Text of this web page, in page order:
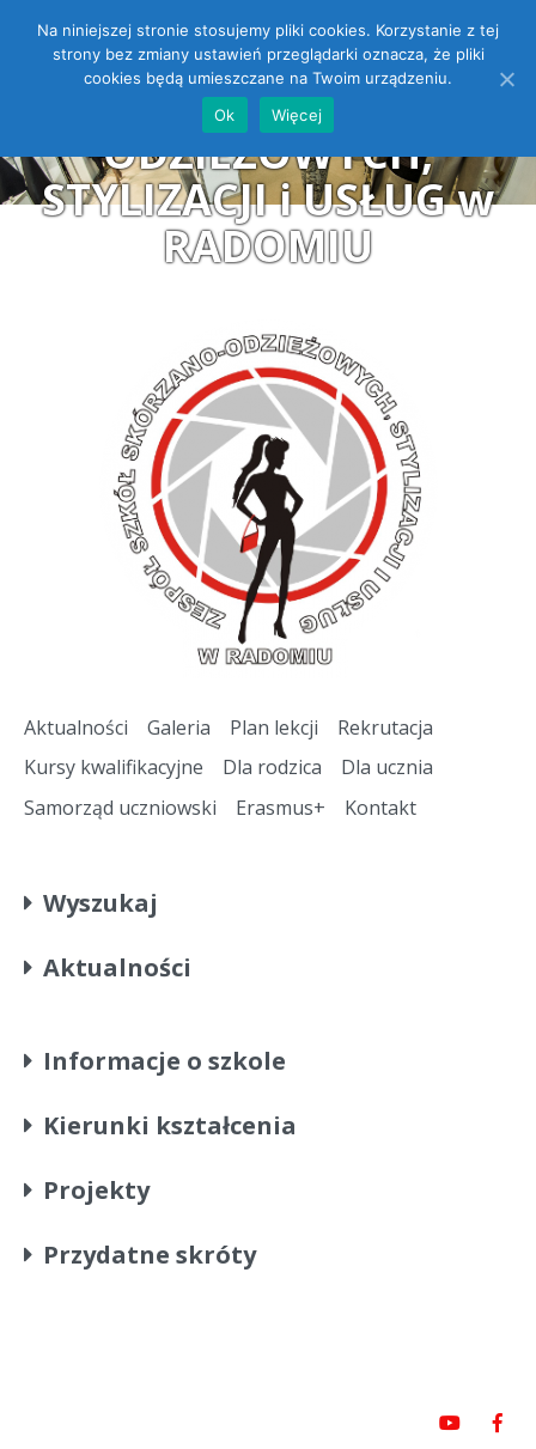
Open toolbar
ZESPÓŁ SZKÓŁ
SKÓRZANO-
ODZIEŻOWYCH,
STYLIZACJI i USŁUG w
RADOMIU
Aktualności Galeria Plan lekcji
Rekrutacja
Kursy kwalifikacyjne
Dla rodzica
Dla ucznia
Samorząd uczniowski
Erasmus+ Kontakt
Wyszukaj
Aktualności
Informacje o szkole
Kierunki kształcenia
Projekty
Przydatne skróty
Na niniejszej stronie stosujemy pliki cookies. Korzystanie z tej
strony bez zmiany ustawień przeglądarki oznacza, że pliki
cookies będą umieszczane na Twoim urządzeniu.
Ok
Więcej